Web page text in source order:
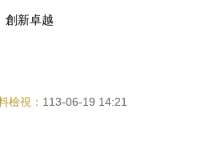
創新卓越
檢視： 113-06-19 14:21